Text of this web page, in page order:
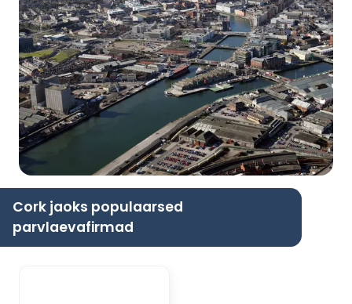
Cork jaoks populaarsed
parvlaevafirmad